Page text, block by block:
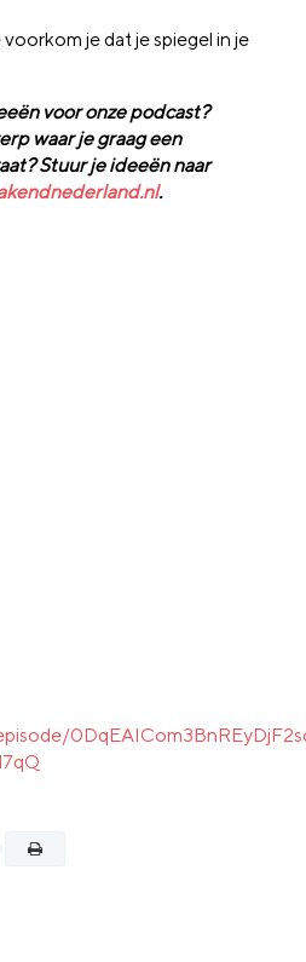
je dat je spiegel in je
voor onze podcast?
waar je graag een
Stuur je ideeën naar
.